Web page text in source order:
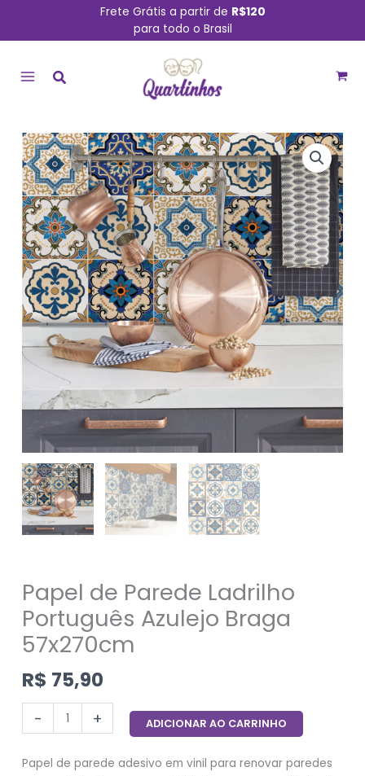
conteúdo
Frete Grátis a partir de R$120
para todo o Brasil
MENU
Papel de Parede Ladrilho
Português Azulejo Braga
57x270cm
R$ 75,90
-
Papel
de
Parede
Ladrilho
Português
Azulejo
Braga
57x270cm
quantidade
+ ADICIONAR AO CARRINHO
Papel de parede adesivo em vinil para renovar paredes